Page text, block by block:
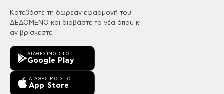
Κατεβάστε τη δωρεάν εφαρμογή του
ΔΕΔΟΜΕΝΟ και διαβάστε τα νέα όπου κι
αν βρίσκεστε.
ΔΙΑΘΈΣΙΜΟ ΣΤΟ
Google Play
ΔΙΑΘΈΣΙΜΟ ΣΤΟ
App Store